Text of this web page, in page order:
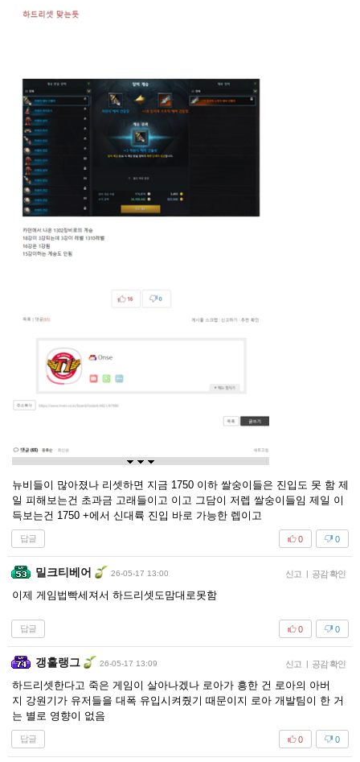
뉴비들이 많아졌나 리셋하면 지금 1750 이하 쌀숭이들은 진입도 못 함 제
일 피해보는건 초과금 고래들이고 이고 그담이 저렙 쌀숭이들임 제일 이
득보는건 1750 +에서 신대륙 진입 바로 가능한 렙이고
답글 0
0
밀크티베어 26-05-17 13:00 신고 | 공감 확인
이제 게임법빡세져서 하드리셋도맘대로못함
답글 0
0
갱훌랭그 26-05-17 13:09 신고 | 공감 확인
하드리셋한다고 죽은 게임이 살아나겠나 로아가 흥한 건 로아의 아버
지 강원기가 유저들을 대폭 유입시켜줬기 때문이지 로아 개발팀이 한 거
는 별로 영향이 없음
답글 0
0